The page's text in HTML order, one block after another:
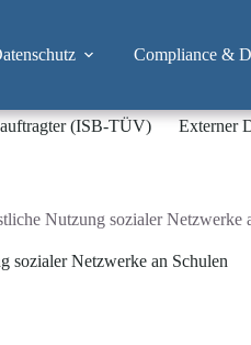
Compliance &
(ISB-TÜV) Externer
Nutzung sozialer Netzwerke
sozialer Netzwerke an Schulen